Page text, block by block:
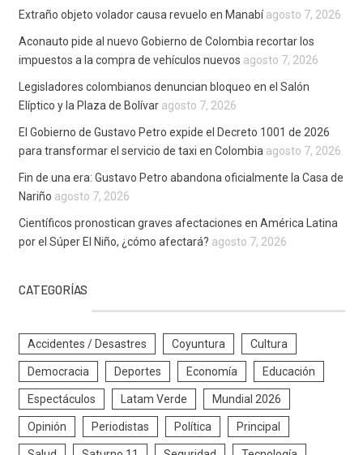
Extraño objeto volador causa revuelo en Manabí agosto 7, 2026
Aconauto pide al nuevo Gobierno de Colombia recortar los
impuestos a la compra de vehículos nuevos agosto 7, 2026
Legisladores colombianos denuncian bloqueo en el Salón
Elíptico y la Plaza de Bolívar agosto 7, 2026
El Gobierno de Gustavo Petro expide el Decreto 1001 de 2026
para transformar el servicio de taxi en Colombia agosto 7, 2026
Fin de una era: Gustavo Petro abandona oficialmente la Casa de
Nariño agosto 7, 2026
Científicos pronostican graves afectaciones en América Latina
por el Súper El Niño, ¿cómo afectará? agosto 7, 2026
CATEGORÍAS
Accidentes / Desastres Coyuntura Cultura
Democracia Deportes Economía Educación
Espectáculos Latam Verde Mundial 2026
Opinión Periodistas Política Principal